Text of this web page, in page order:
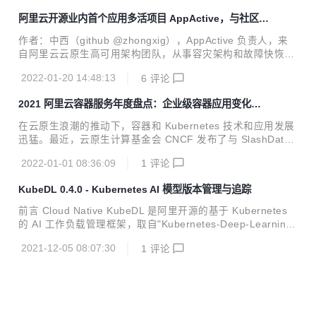
“左移”到了开发者身上，测试左移、监控左移、安全左移，以
及 DevOps 等一系列理念都是在强调，通过开源项目或者云
的产品和服务将测试、监控、安全、运维等一系列事务提前到
战，开发者对底层五花八门的产品和复杂 API 缺乏掌控力，他
阿里云开源业内首个应用多活项目 AppActive，与社区共
建云原生容灾标准
作者：中西（github @zhongxig），AppActive 负责人，来
自阿里云云原生高可用架构团队，从事容灾架构和故障快恢的
aosblade 开源后，第三个重磅高可用产品：应用多活 AppAct
靠的企业级生产系统，提高企业面对容灾、容错、容量等问题
的稳态系统建设能力。 1 月 11 日，在上海的云原生实战峰会
上，阿里云智能研究员丁宇发布了“应用多活技术白皮书”，同
云对外开源“应用多活”中间件：AppActiv...
2022-01-20 14:48:13 6 评论
2021 阿里云容器服务年度盘点：企业级容器应用变化和
技术趋势观察
在云原生浪潮的推动下，容器和 Kubernetes 技术和应用发展
迅猛。最近，云原生计算基金会 CNCF 发布了与 SlashData
“Kubernetes 在过去的 12 个月取得了令人瞩目的增长——今
拥有 500 多名员工的大型组织而言，Kubernetes 和容器的采
用率猛增，这意味着 Kubernetes 已经完全满足企业的需求。
很多时候，开发人员甚至在没有意识到 Kubernetes 的情况下
就在使用它。” 云原生已经成为数字经济技术的创新基石，与
此同时，容器...
2022-01-01 08:36:09 1 评论
KubeDL 0.4.0 - Kubernetes AI 模型版本管理与追踪
前言 Cloud Native KubeDL 是阿里开源的基于 Kubernetes
的 AI 工作负载管理框架，取自"Kubernetes-Deep-Learnin
作业调度与管理的经验反哺社区。目前 KubeDL 已经进入 CN
2021-12-05 08:07:30 1 评论